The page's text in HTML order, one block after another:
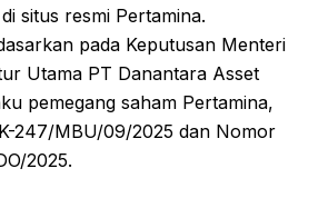
situs resmi Pertamina.
pada Keputusan Menteri
Utama PT Danantara Asset
pemegang saham Pertamina,
247/MBU/09/2025 dan Nomor
2025.